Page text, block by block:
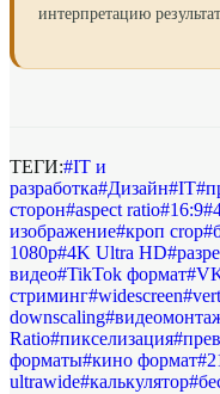
интерпретацию
ТЕГИ:#IT и
разработка#Дизайн#IT#
сторон#aspect ratio#16:9#
изображение#кроп crop#
1080p#4K Ultra HD#
видео#TikTok формат#
стриминг#widescreen#
downscaling#
Ratio#пикселизация#
форматы#кино формат#
ultrawide#калькулятор#